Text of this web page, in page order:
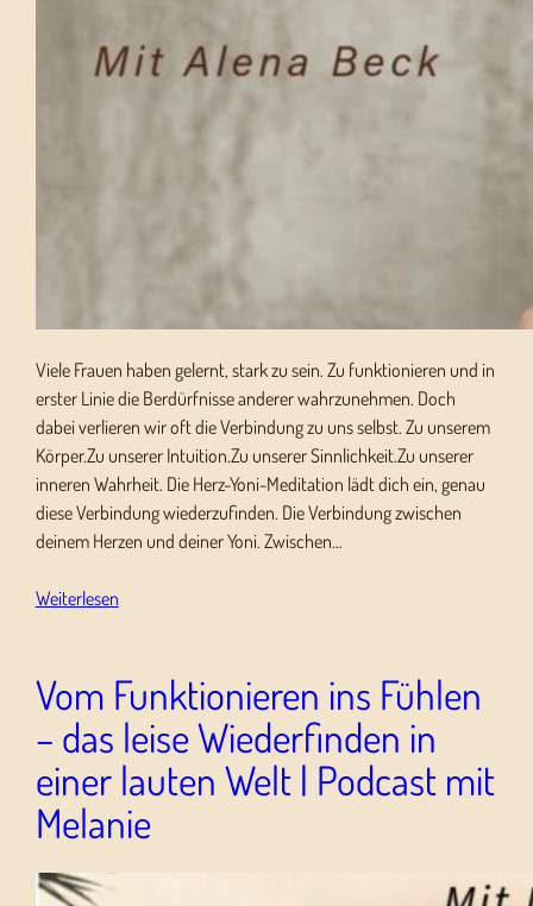
Viele Frauen haben gelernt, stark zu sein. Zu funktionieren und in
erster Linie die Berdürfnisse anderer wahrzunehmen. Doch
dabei verlieren wir oft die Verbindung zu uns selbst. Zu unserem
Körper.Zu unserer Intuition.Zu unserer Sinnlichkeit.Zu unserer
inneren Wahrheit. Die Herz-Yoni-Meditation lädt dich ein, genau
diese Verbindung wiederzufinden. Die Verbindung zwischen
deinem Herzen und deiner Yoni. Zwischen…
Weiterlesen
Vom Funktionieren ins Fühlen
– das leise Wiederfinden in
einer lauten Welt | Podcast mit
Melanie